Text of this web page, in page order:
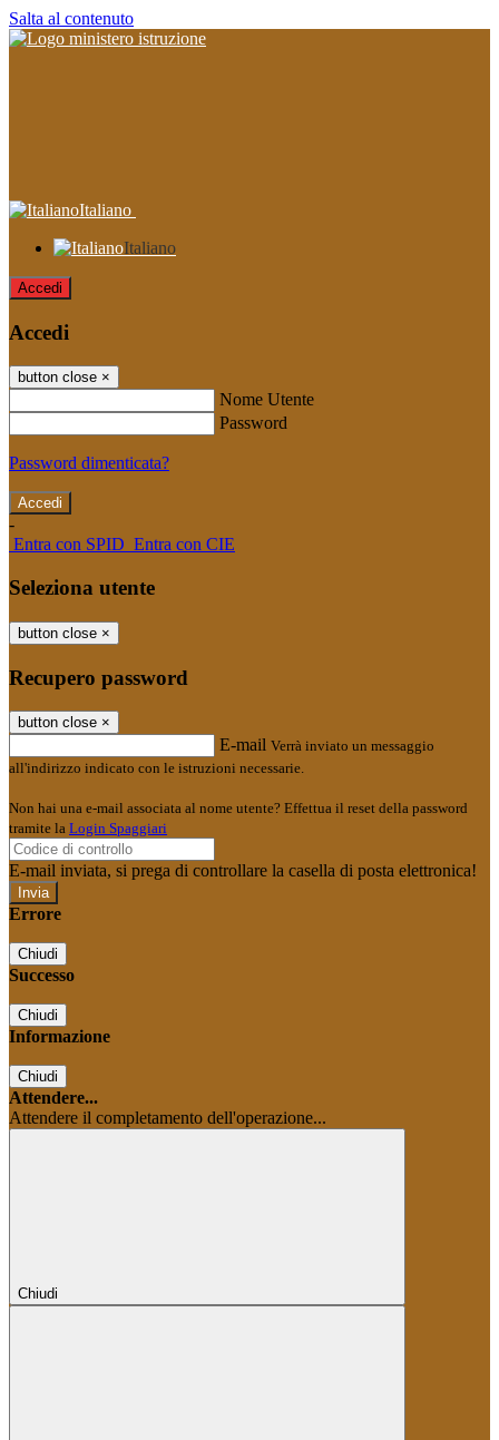
Salta al contenuto
Italiano
Italiano
Accedi
Accedi
button close ×
Nome Utente
Password
Password dimenticata?
-
Entra con SPID Entra con CIE
Seleziona utente
button close ×
Recupero password
button close ×
E-mail Verrà inviato un messaggio
all'indirizzo indicato con le istruzioni necessarie.
Non hai una e-mail associata al nome utente? Effettua il reset della password
tramite la Login Spaggiari
E-mail inviata, si prega di controllare la casella di posta elettronica!
Errore
Chiudi
Successo
Chiudi
Informazione
Chiudi
Attendere...
Attendere il completamento dell'operazione...
Chiudi